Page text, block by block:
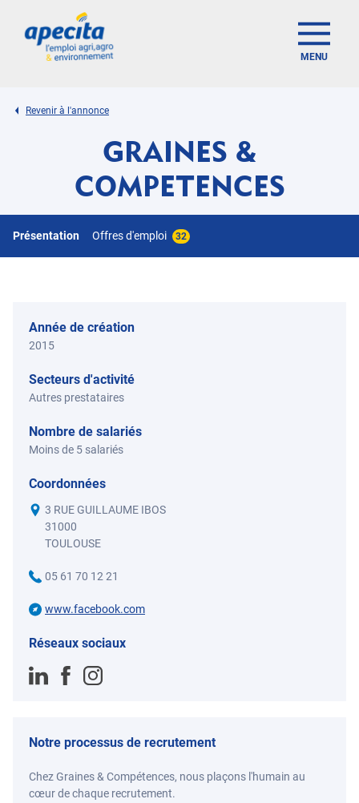
MENU
Revenir à l'annonce
GRAINES &
COMPETENCES
Présentation Offres d'emploi 32
Année de création
2015
Secteurs d'activité
Autres prestataires
Nombre de salariés
Moins de 5 salariés
Coordonnées
3 RUE GUILLAUME IBOS
31000
TOULOUSE
05 61 70 12 21
www.facebook.com
Réseaux sociaux
Notre processus de recrutement
Chez Graines & Compétences, nous plaçons l'humain au
cœur de chaque recrutement.